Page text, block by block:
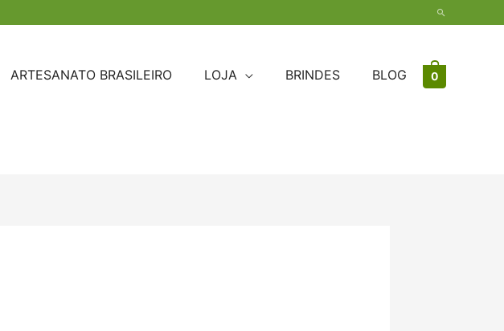
Pesquisar
ARTESANATO BRASILEIRO LOJA BRINDES BLOG 0